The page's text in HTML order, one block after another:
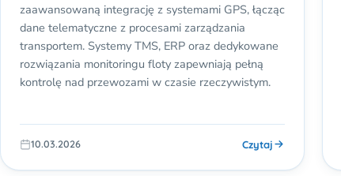
zaawansowaną integrację z systemami GPS, łącząc
dane telematyczne z procesami zarządzania
transportem. Systemy TMS, ERP oraz dedykowane
rozwiązania monitoringu floty zapewniają pełną
kontrolę nad przewozami w czasie rzeczywistym.
10.03.2026 Czytaj